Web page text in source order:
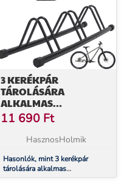
3 KERÉKPÁR
TÁROLÁSÁRA
ALKALMAS
KERÉKPÁRTARTÓ
11 690 Ft
HasznosHolmik
Hasonlók, mint 3 kerékpár
tárolására alkalmas
kerékpártartó